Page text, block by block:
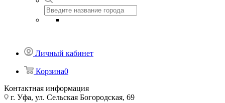
Личный кабинет
Корзина0
Контактная информация
г. Уфа, ул. Сельская Богородская, 69